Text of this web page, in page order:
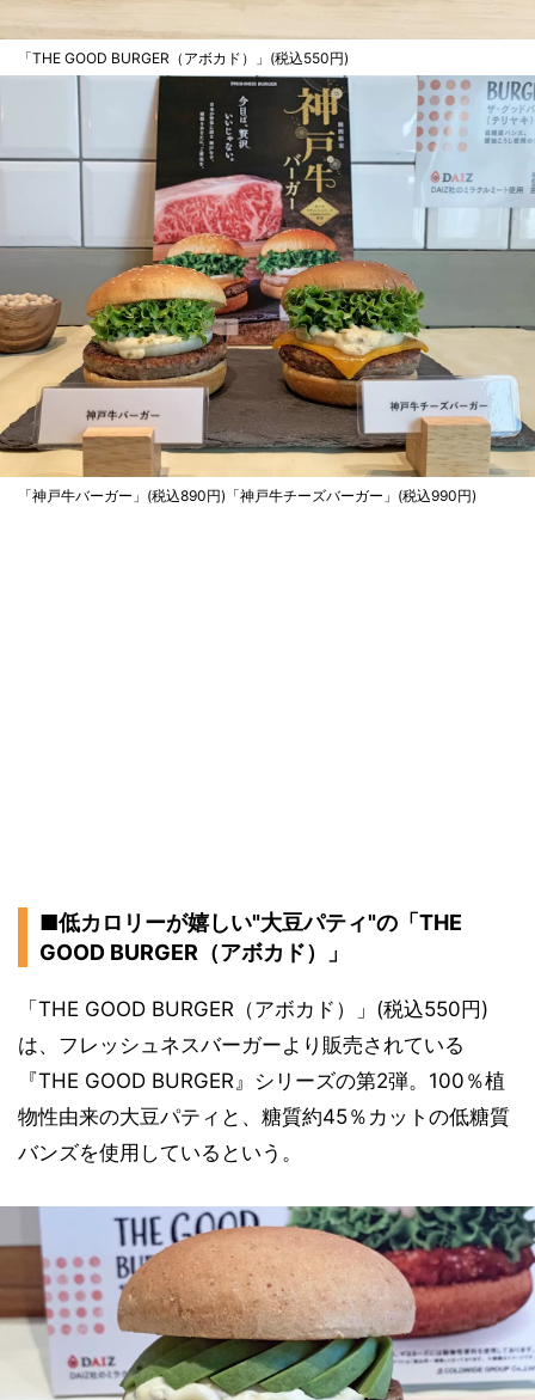
「THE GOOD BURGER（アボカド）」(税込550円)
「神戸牛バーガー」(税込890円)「神戸牛チーズバーガー」(税込990円)
■低カロリーが嬉しい"大豆パティ"の「THE
GOOD BURGER（アボカド）」
「THE GOOD BURGER（アボカド）」(税込550円)
は、フレッシュネスバーガーより販売されている
『THE GOOD BURGER』シリーズの第2弾。100％植
物性由来の大豆パティと、糖質約45％カットの低糖質
バンズを使用しているという。